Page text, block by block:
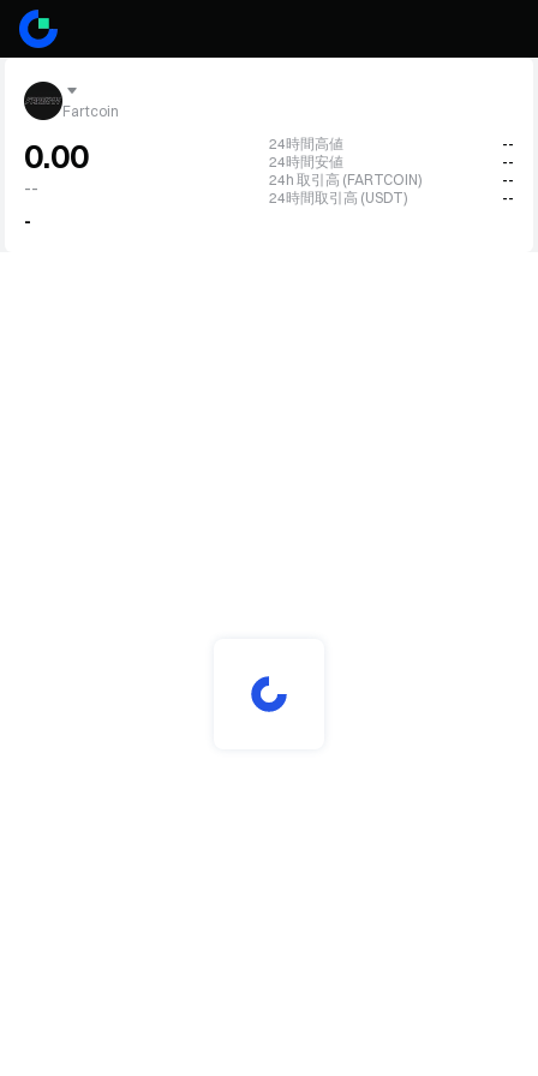
Fartcoin
0.00
--
-
24時間高値
--
24時間安値
--
24h 取引高 (FARTCOIN)
--
24時間取引高 (USDT)
--